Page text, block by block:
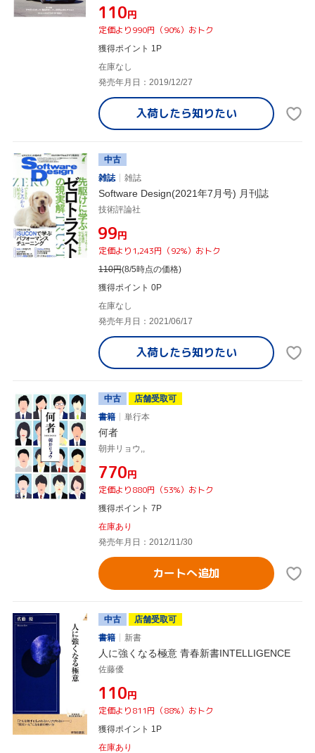
¥110円
定価より990円（90%）おトク
獲得ポイント 1P
在庫なし
発売年月日：2019/12/27
入荷したら知りたい
中古
雑誌
雑誌
Software Design(2021年7月号) 月刊誌
技術評論社
¥99円
定価より1,243円（92%）おトク
110円(8/5時点の価格)
獲得ポイント 0P
在庫なし
発売年月日：2021/06/17
入荷したら知りたい
中古
店舗受取可
書籍
単行本
何者
朝井リョウ,,
¥770円
定価より880円（53%）おトク
獲得ポイント 7P
在庫あり
発売年月日：2012/11/30
カートへ追加
中古
店舗受取可
書籍
新書
人に強くなる極意 青春新書INTELLIGENCE
佐藤優
¥110円
定価より811円（88%）おトク
獲得ポイント 1P
在庫あり